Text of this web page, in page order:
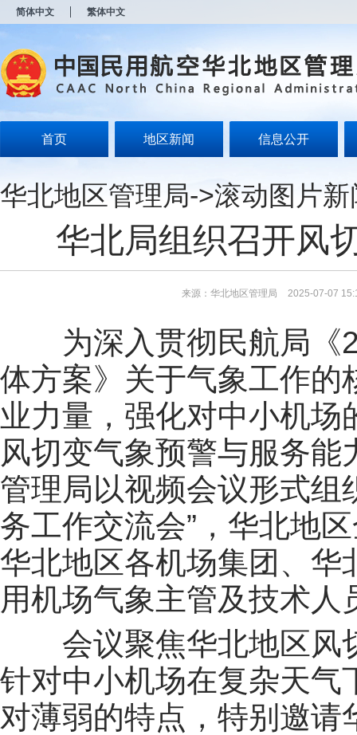
简体中文 繁体中文
首页 地区新闻 信息公开
华北地区管理局->滚动图片新
华北局组织召开风
来源：华北地区管理局 2025-07-07
为深入贯彻民航局《
体方案》关于气象工作的
业力量，强化对中小机
风切变气象预警与服务
管理局以视频会议形式组
务工作交流会”，华北地
华北地区各机场集团、华
用机场气象主管及技术人
会议聚焦华北地区风
针对中小机场在复杂天气
对薄弱的特点，特别邀
开
无
障
说
Alt
加